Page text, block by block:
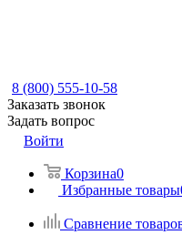
8 (800) 555-10-58
Заказать звонок
Задать вопрос
Войти
Корзина0
Избранные товары
Сравнение